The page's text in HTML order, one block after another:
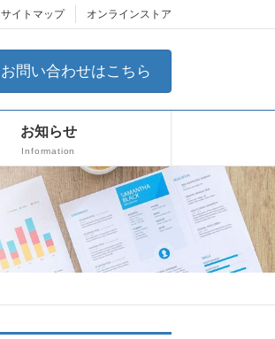
サイトマップ オンラインストア
お問い合わせはこちら
お知らせ
Information